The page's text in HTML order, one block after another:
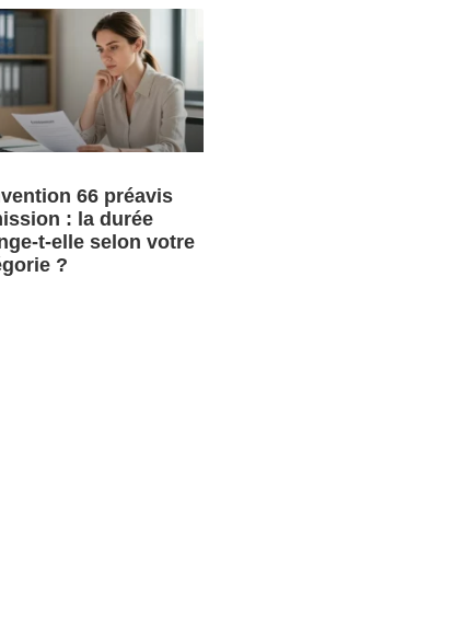
66 préavis
: la durée
t-elle selon votre
?